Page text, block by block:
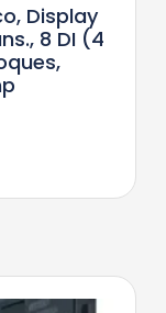
Display
8 DI (4